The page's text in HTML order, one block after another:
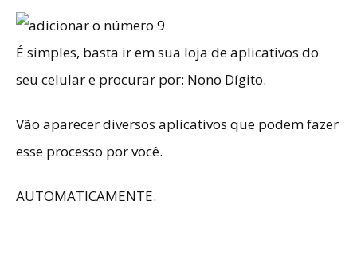
É simples, basta ir em sua loja de aplicativos do
seu celular e procurar por: Nono Dígito.
Vão aparecer diversos aplicativos que podem fazer
esse processo por você.
AUTOMATICAMENTE.